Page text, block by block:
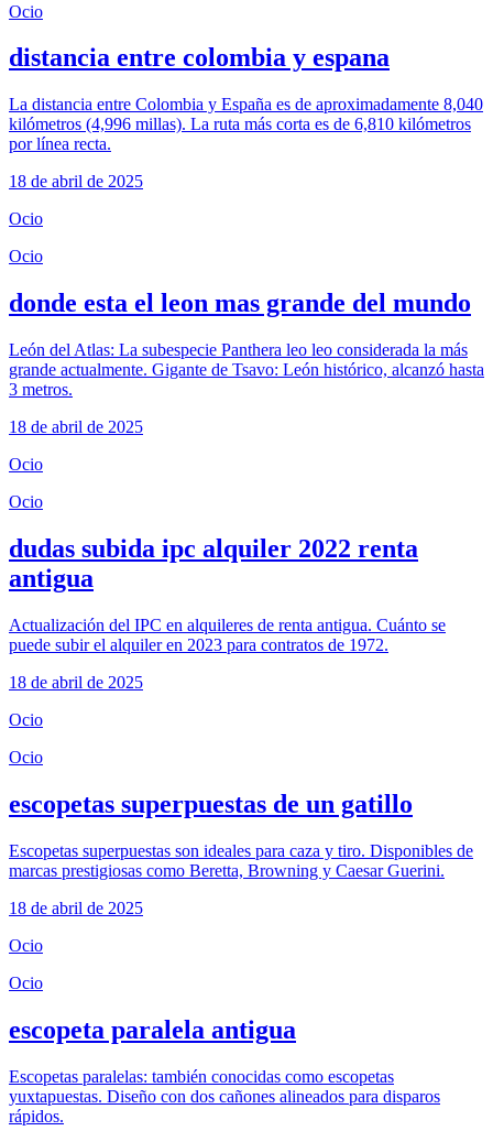
Ocio
distancia entre colombia y espana
La distancia entre Colombia y España es de aproximadamente 8,040
kilómetros (4,996 millas). La ruta más corta es de 6,810 kilómetros
por línea recta.
18 de abril de 2025
Ocio
Ocio
donde esta el leon mas grande del mundo
León del Atlas: La subespecie Panthera leo leo considerada la más
grande actualmente. Gigante de Tsavo: León histórico, alcanzó hasta
3 metros.
18 de abril de 2025
Ocio
Ocio
dudas subida ipc alquiler 2022 renta
antigua
Actualización del IPC en alquileres de renta antigua. Cuánto se
puede subir el alquiler en 2023 para contratos de 1972.
18 de abril de 2025
Ocio
Ocio
escopetas superpuestas de un gatillo
Escopetas superpuestas son ideales para caza y tiro. Disponibles de
marcas prestigiosas como Beretta, Browning y Caesar Guerini.
18 de abril de 2025
Ocio
Ocio
escopeta paralela antigua
Escopetas paralelas: también conocidas como escopetas
yuxtapuestas. Diseño con dos cañones alineados para disparos
rápidos.